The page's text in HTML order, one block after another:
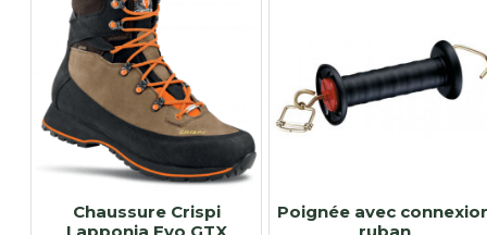
Chaussure Crispi
Poignée avec